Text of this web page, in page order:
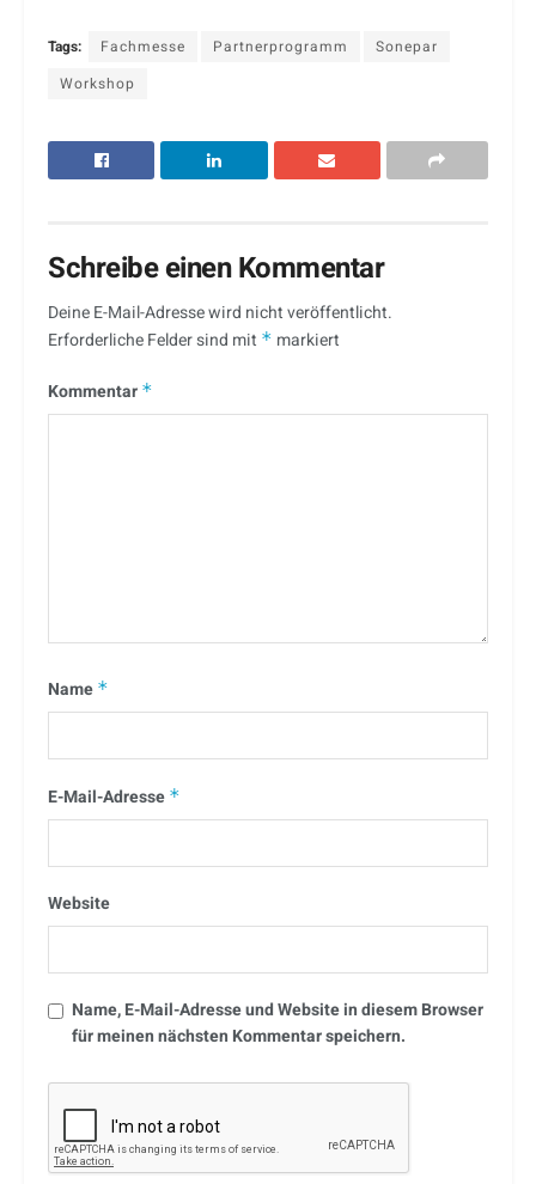
Tags: Fachmesse Partnerprogramm
Sonepar
Workshop
Schreibe einen Kommentar
Deine E-Mail-Adresse wird nicht veröffentlicht.
Erforderliche Felder sind mit * markiert
Kommentar *
Name *
E-Mail-Adresse *
Website
Name, E-Mail-Adresse und Website in diesem Browser
für meinen nächsten Kommentar speichern.